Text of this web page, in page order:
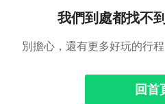
我們到處都找不
別擔心，還有更多好玩的行
回首